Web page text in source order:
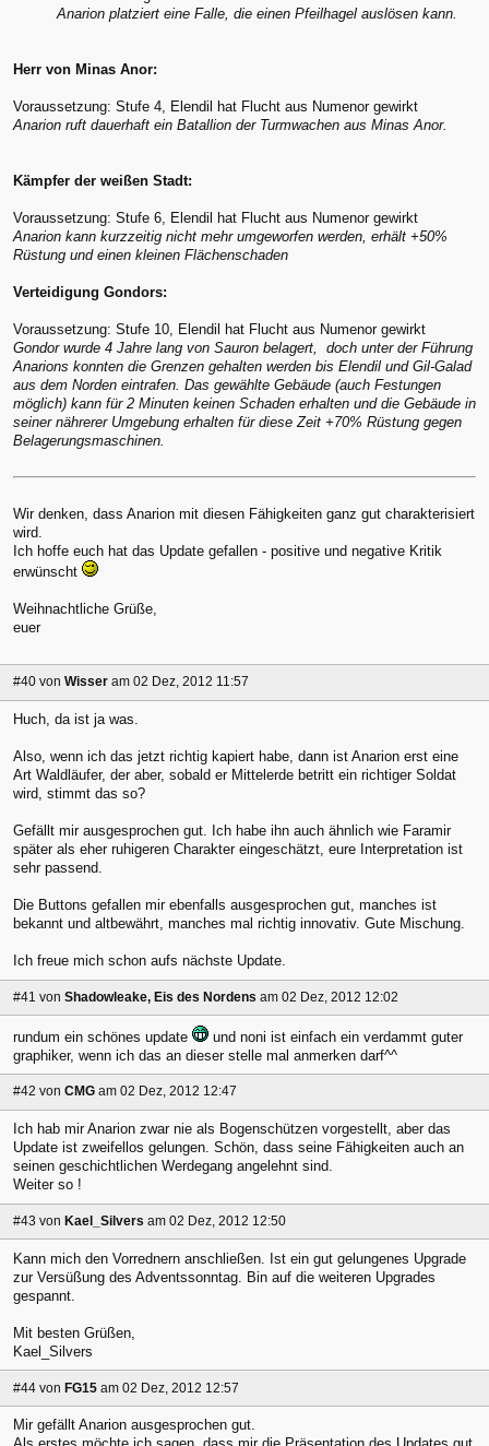
Anarion platziert eine Falle, die einen Pfeilhagel auslösen kann.
Herr von Minas Anor:
Voraussetzung: Stufe 4, Elendil hat Flucht aus Numenor gewirkt
Anarion ruft dauerhaft ein Batallion der Turmwachen aus Minas Anor.
Kämpfer der weißen Stadt:
Voraussetzung: Stufe 6, Elendil hat Flucht aus Numenor gewirkt
Anarion kann kurzzeitig nicht mehr umgeworfen werden, erhält +50%
Rüstung und einen kleinen Flächenschaden
Verteidigung Gondors:
Voraussetzung: Stufe 10, Elendil hat Flucht aus Numenor gewirkt
Gondor wurde 4 Jahre lang von Sauron belagert, doch unter der Führung
Anarions konnten die Grenzen gehalten werden bis Elendil und Gil-Galad
aus dem Norden eintrafen. Das gewählte Gebäude (auch Festungen
möglich) kann für 2 Minuten keinen Schaden erhalten und die Gebäude in
seiner nährerer Umgebung erhalten für diese Zeit +70% Rüstung gegen
Belagerungsmaschinen.
Wir denken, dass Anarion mit diesen Fähigkeiten ganz gut charakterisiert
wird.
Ich hoffe euch hat das Update gefallen - positive und negative Kritik
erwünscht
Weihnachtliche Grüße,
euer
#40 von Wisser am 02 Dez, 2012 11:57
Huch, da ist ja was.
Also, wenn ich das jetzt richtig kapiert habe, dann ist Anarion erst eine
Art Waldläufer, der aber, sobald er Mittelerde betritt ein richtiger Soldat
wird, stimmt das so?
Gefällt mir ausgesprochen gut. Ich habe ihn auch ähnlich wie Faramir
später als eher ruhigeren Charakter eingeschätzt, eure Interpretation ist
sehr passend.
Die Buttons gefallen mir ebenfalls ausgesprochen gut, manches ist
bekannt und altbewährt, manches mal richtig innovativ. Gute Mischung.
Ich freue mich schon aufs nächste Update.
#41 von Shadowleake, Eis des Nordens am 02 Dez, 2012 12:02
rundum ein schönes update
und noni ist einfach ein verdammt guter
graphiker, wenn ich das an dieser stelle mal anmerken darf^^
#42 von CMG am 02 Dez, 2012 12:47
Ich hab mir Anarion zwar nie als Bogenschützen vorgestellt, aber das
Update ist zweifellos gelungen. Schön, dass seine Fähigkeiten auch an
seinen geschichtlichen Werdegang angelehnt sind.
Weiter so !
#43 von Kael_Silvers am 02 Dez, 2012 12:50
Kann mich den Vorrednern anschließen. Ist ein gut gelungenes Upgrade
zur Versüßung des Adventssonntag. Bin auf die weiteren Upgrades
gespannt.
Mit besten Grüßen,
Kael_Silvers
#44 von FG15 am 02 Dez, 2012 12:57
Mir gefällt Anarion ausgesprochen gut.